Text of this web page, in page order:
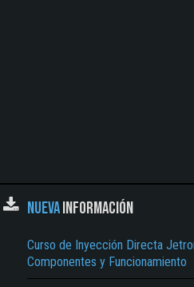
NUEVAINFORMACIÓN
Curso de Inyección Directa
Componentes y Funcionamiento